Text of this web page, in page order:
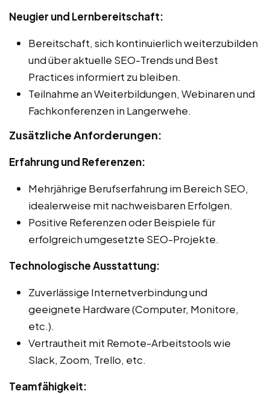
Neugier und Lernbereitschaft:
Bereitschaft, sich kontinuierlich weiterzubilden
und über aktuelle SEO-Trends und Best
Practices informiert zu bleiben.
Teilnahme an Weiterbildungen, Webinaren und
Fachkonferenzen in Langerwehe.
Zusätzliche Anforderungen:
Erfahrung und Referenzen:
Mehrjährige Berufserfahrung im Bereich SEO,
idealerweise mit nachweisbaren Erfolgen.
Positive Referenzen oder Beispiele für
erfolgreich umgesetzte SEO-Projekte.
Technologische Ausstattung:
Zuverlässige Internetverbindung und
geeignete Hardware (Computer, Monitore,
etc.).
Vertrautheit mit Remote-Arbeitstools wie
Slack, Zoom, Trello, etc.
Teamfähigkeit: